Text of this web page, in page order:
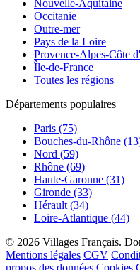
Nouvelle-Aquitaine
Occitanie
Outre-mer
Pays de la Loire
Provence-Alpes-Côte
Île-de-France
Toutes les régions
Départements populaires
Paris (75)
Bouches-du-Rhône
Nord (59)
Rhône (69)
Haute-Garonne (31)
Gironde (33)
Hérault (34)
Loire-Atlantique (44)
© 2026 Villages Français.
Mentions légales CGV